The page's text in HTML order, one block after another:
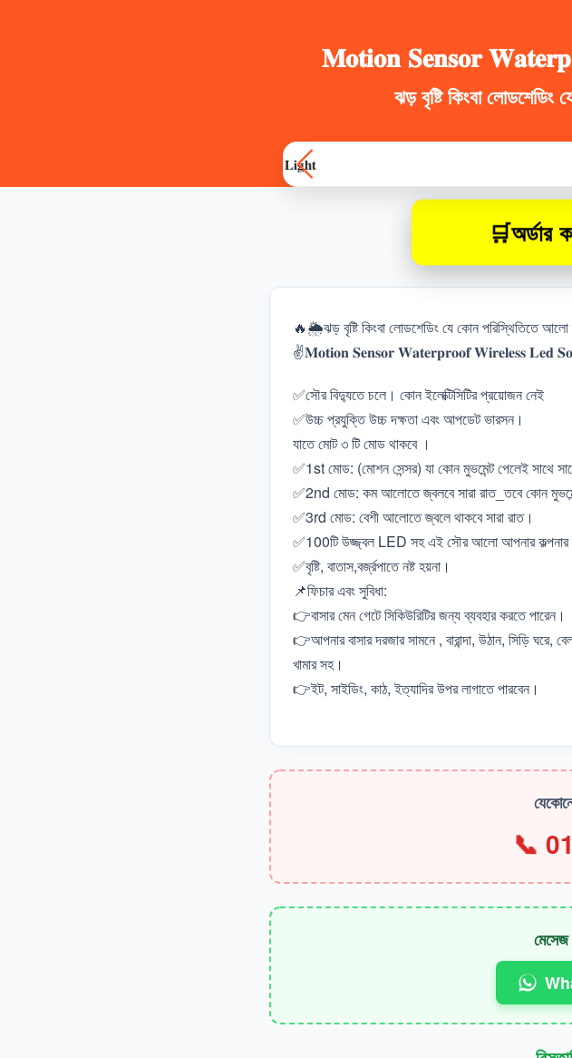
𝐌𝐨𝐭𝐢𝐨𝐧 𝐒𝐞𝐧𝐬𝐨𝐫
ঝড় বৃষ্টি কিংবা লোডশেডিং
🛒অর্ডার
🔥🌦️ঝড় বৃষ্টি কিংবা লোডশেডিং যে কোন পরিস্থিতিতে আলো
✌️𝐌𝐨𝐭𝐢𝐨𝐧 𝐒𝐞𝐧𝐬𝐨𝐫 𝐖𝐚𝐭𝐞𝐫𝐩𝐫𝐨𝐨𝐟 𝐖𝐢𝐫𝐞𝐥𝐞𝐬𝐬 𝐋𝐞𝐝
✅সৌর বিদ্যুতে চলে। কোন ইলেক্টিসিটির প্রয়োজন নেই
✅উচ্চ প্রযুক্তি উচ্চ দক্ষতা এবং আপডেট ভারসন।
যাতে মোট ৩ টি মোড থাকবে ।
✅1st মোড: (মোশন সেন্সর) যা কোন মুভমেন্ট পেলেই সাথে
✅2nd মোড: কম আলোতে জ্বলবে সারা রাত_তবে কোন
✅3rd মোড: বেশী আলোতে জ্বলে থাকবে সারা রাত।
✅100টি উজ্জ্বল LED সহ এই সৌর আলো আপনার কল্পনার
✅বৃষ্টি, বাতাস,বর্জ্রপাতে নষ্ট হয়না।
📌ফিচার এবং সুবিধা:
👉বাসার মেন গেটে সিকিউরিটির জন্য ব্যবহার করতে পারেন।
👉আপনার বাসার দরজার সামনে , বারান্দা, উঠান, সিড়ি ঘরে,
খামার সহ।
👉ইট, সাইডিং, কাঠ, ইত্যাদির উপর লাগাতে পারবেন।
📞
মেসেজ